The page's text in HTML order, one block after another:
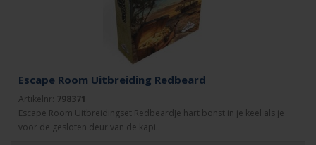
Escape Room Uitbreiding Redbeard
Artikelnr: 798371
Escape Room Uitbreidingset RedbeardJe hart bonst in je keel als je
voor de gesloten deur van de kapi..